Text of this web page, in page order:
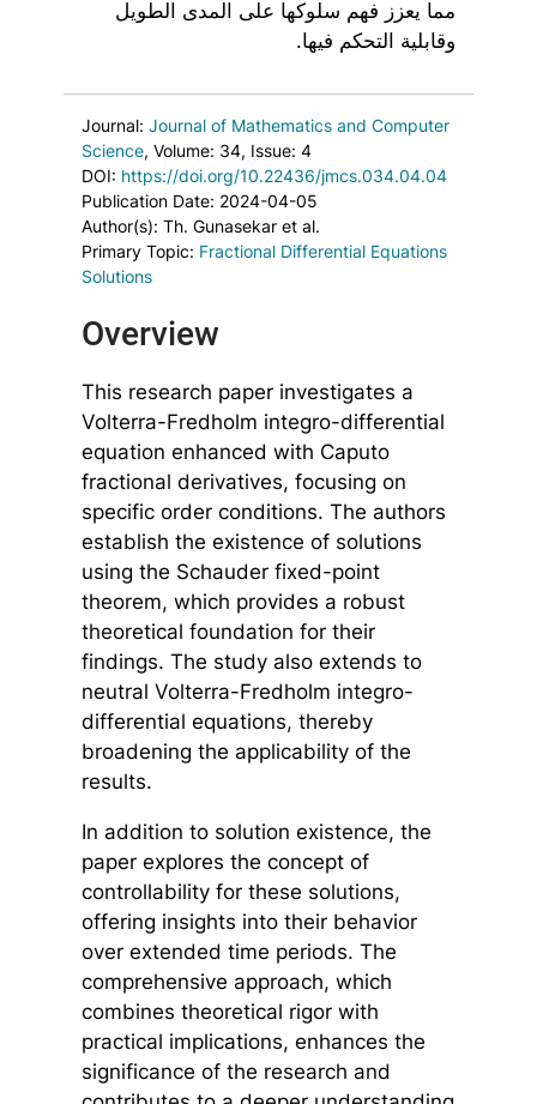
مما يعزز فهم سلوكها على المدى الطويل
وقابلية التحكم فيها.
Journal: Journal of Mathematics and Computer
Science, Volume: 34, Issue: 4
DOI: https://doi.org/10.22436/jmcs.034.04.04
Publication Date: 2024-04-05
Author(s): Th. Gunasekar et al.
Primary Topic: Fractional Differential Equations
Solutions
Overview
This research paper investigates a
Volterra-Fredholm integro-differential
equation enhanced with Caputo
fractional derivatives, focusing on
specific order conditions. The authors
establish the existence of solutions
using the Schauder fixed-point
theorem, which provides a robust
theoretical foundation for their
findings. The study also extends to
neutral Volterra-Fredholm integro-
differential equations, thereby
broadening the applicability of the
results.
In addition to solution existence, the
paper explores the concept of
controllability for these solutions,
offering insights into their behavior
over extended time periods. The
comprehensive approach, which
combines theoretical rigor with
practical implications, enhances the
significance of the research and